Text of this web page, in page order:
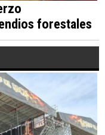
forestales